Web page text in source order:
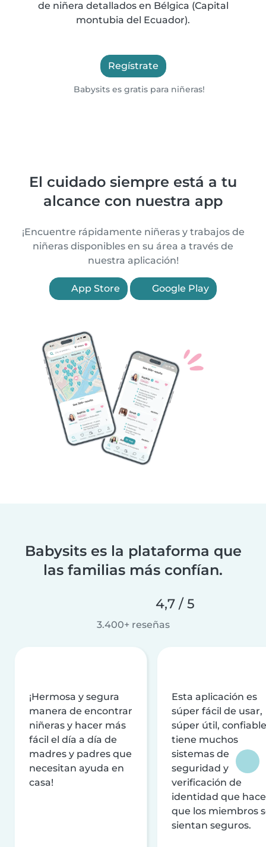
de niñera detallados en Bélgica (Capital
montubia del Ecuador).
Regístrate
Babysits es gratis para niñeras!
El cuidado siempre está a tu
alcance con nuestra app
¡Encuentre rápidamente niñeras y trabajos de
niñeras disponibles en su área a través de
nuestra aplicación!
App Store Google Play
Babysits es la plataforma que
las familias más confían.
4,7 / 5
3.400+ reseñas
¡Hermosa y segura
manera de encontrar
niñeras y hacer más
fácil el día a día de
madres y padres que
necesitan ayuda en
casa!
Esta aplicación es
súper fácil de usar,
súper útil,
tiene muchos
sistemas de
seguridad y
verificación de
identidad que
que los miembros
sientan seguros.